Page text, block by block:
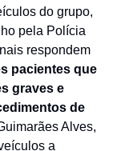
do grupo,
pela Polícia
respondem
pacientes que
graves e
de
Alves,
a